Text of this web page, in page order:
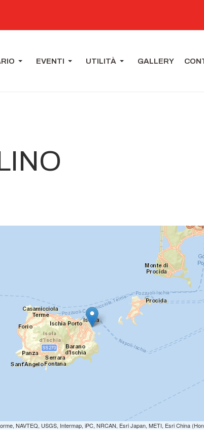
EVENTI UTILITÀ GALLERY
NAVTEQ, USGS, Intermap, iPC, NRCAN, Esri Japan, METI, Esri China